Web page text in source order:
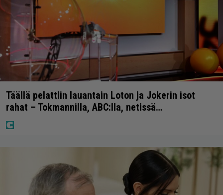
Täällä pelattiin lauantain Loton ja Jokerin isot
rahat – Tokmannilla, ABC:lla, netissä…